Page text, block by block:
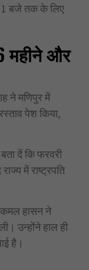
बजे तक के लिए
महीने और
ने मणिपुर में
पेश किया,
दें कि फरवरी
में राष्ट्रपति
हासन ने
उन्होंने हाल ही
है।